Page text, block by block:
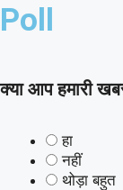
Poll
क्या आप हमारी
हा
नहीं
थोड़ा बहुत